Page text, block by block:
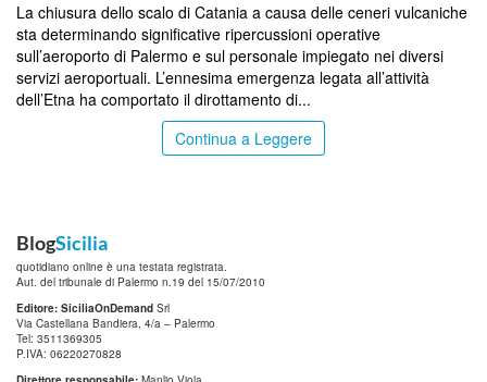
La chiusura dello scalo di Catania a causa delle ceneri vulcaniche
sta determinando significative ripercussioni operative
sull’aeroporto di Palermo e sul personale impiegato nei diversi
servizi aeroportuali. L’ennesima emergenza legata all’attività
dell’Etna ha comportato il dirottamento di...
Continua a Leggere
BlogSicilia
quotidiano online è una testata registrata.
Aut. del tribunale di Palermo n.19 del 15/07/2010
Editore: SiciliaOnDemand Srl
Via Castellana Bandiera, 4/a – Palermo
Tel: 3511369305
P.IVA: 06220270828